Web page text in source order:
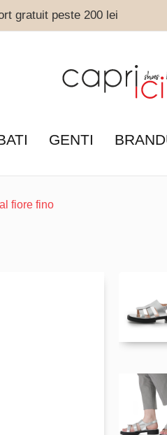
gratuit peste 200 lei
GENTI
fiore fino